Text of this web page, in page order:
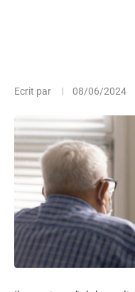
Ecrit par 08/06/2024